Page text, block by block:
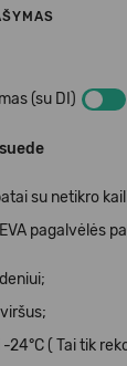
(su DI)
su netikro
pagalvėlės
-24°C ( Tai tik